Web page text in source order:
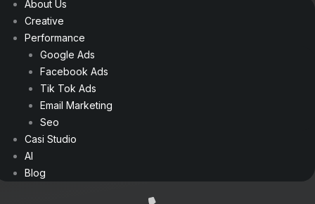
About Us
Creative
Performance
Google Ads
Facebook Ads
Tik Tok Ads
Email Marketing
Seo
Casi Studio
AI
Blog